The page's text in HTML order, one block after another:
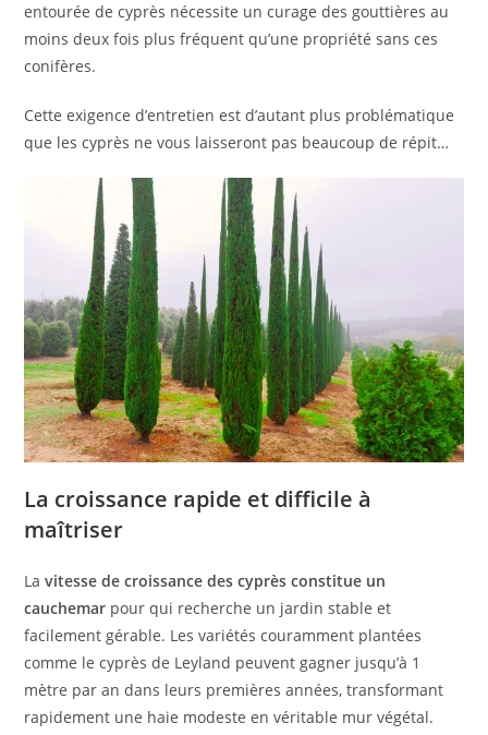
entourée de cyprès nécessite un curage des gouttières au
moins deux fois plus fréquent qu’une propriété sans ces
conifères.
Cette exigence d’entretien est d’autant plus problématique
que les cyprès ne vous laisseront pas beaucoup de répit…
La croissance rapide et difficile à
maîtriser
Lavitesse de croissance des cyprès constitue un
cauchemar pour qui recherche un jardin stable et
facilement gérable. Les variétés couramment plantées
comme le cyprès de Leyland peuvent gagner jusqu’à 1
mètre par an dans leurs premières années, transformant
rapidement une haie modeste en véritable mur végétal.